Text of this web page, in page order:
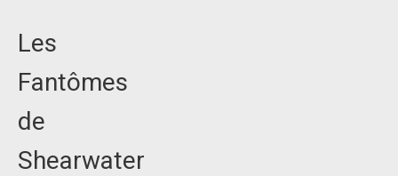
Les
Fantômes
de
Shearwater